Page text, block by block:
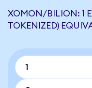
XOMON/BILION: 1
TOKENIZED)